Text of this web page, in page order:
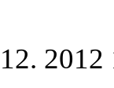
2012